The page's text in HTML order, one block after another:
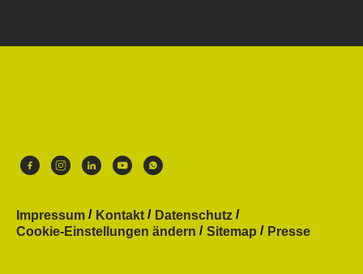
Impressum Kontakt
Datenschutz
Cookie-Einstellungen ändern
Sitemap Presse